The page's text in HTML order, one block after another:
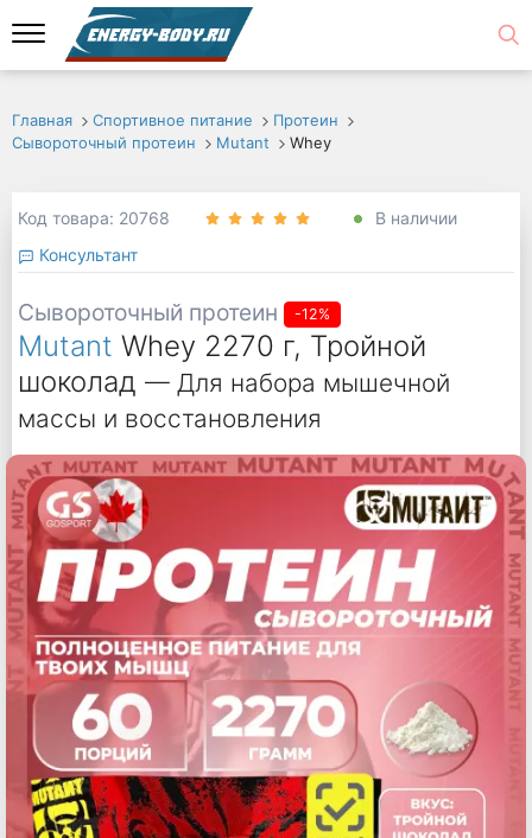
Главная Спортивное питание
Протеин
Сывороточный протеин
Mutant Whey
Код товара: 20768
В наличии
Консультант
Сывороточный протеин -12%
Mutant Whey 2270 г, Тройной
шоколад — Для набора мышечной
массы и восстановления